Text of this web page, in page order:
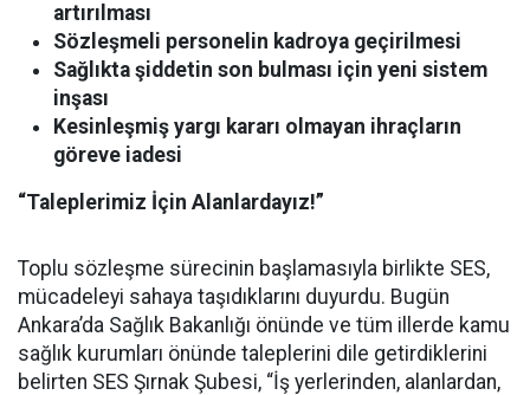
artırılması
Sözleşmeli personelin kadroya geçirilmesi
Sağlıkta şiddetin son bulması için yeni sistem
inşası
Kesinleşmiş yargı kararı olmayan ihraçların
göreve iadesi
“Taleplerimiz İçin Alanlardayız!”
Toplu sözleşme sürecinin başlamasıyla birlikte SES,
mücadeleyi sahaya taşıdıklarını duyurdu. Bugün
Ankara’da Sağlık Bakanlığı önünde ve tüm illerde kamu
sağlık kurumları önünde taleplerini dile getirdiklerini
belirten SES Şırnak Şubesi, “İş yerlerinden, alanlardan,